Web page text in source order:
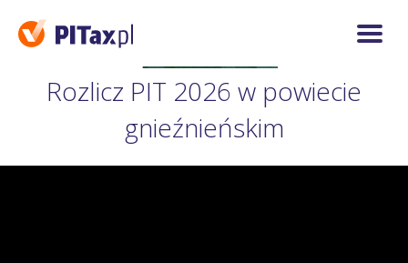
Rozlicz PIT 2026 w powiecie
gnieźnieńskim